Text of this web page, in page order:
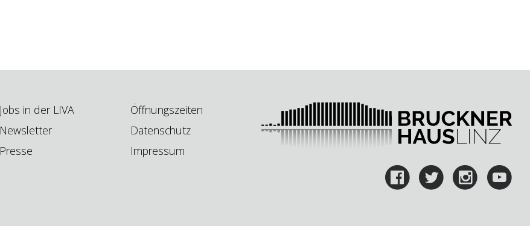
Jobs in der LIVA
Newsletter
Presse
Öffnungszeiten
Datenschutz
Impressum